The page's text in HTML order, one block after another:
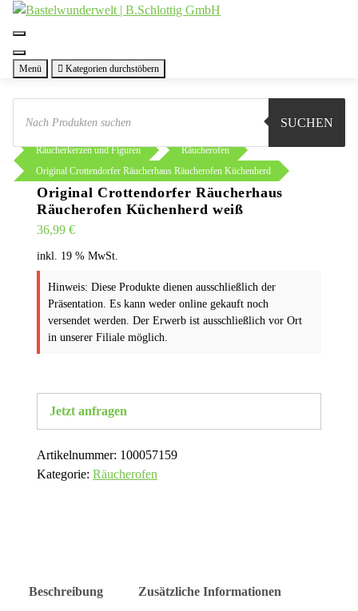
Zum
Menü Kategorien durchstöbern
Products
search
SUCHEN
Sie sind hier: Shop
Räucherkerzen und Figuren
Räucherofen
Original Crottendorfer Räucherhaus Räucherofen Küchenherd
Original Crottendorfer Räucherhaus
Räucherofen Küchenherd weiß
36,99 €
inkl. 19 % MwSt.
Hinweis: Diese Produkte dienen ausschließlich der
Präsentation. Es kann weder online gekauft noch
versendet werden. Der Erwerb ist ausschließlich vor Ort
in unserer Filiale möglich.
Jetzt anfragen
Artikelnummer: 100057159
Kategorie: Räucherofen
Beschreibung Zusätzliche Informationen